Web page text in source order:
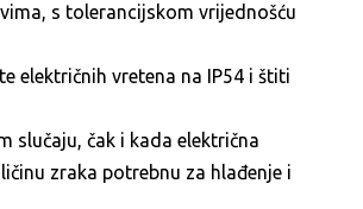
s tolerancijskom vrijednošću
električnih vretena na IP54 i štiti
slučaju, čak i kada električna
zraka potrebnu za hlađenje i